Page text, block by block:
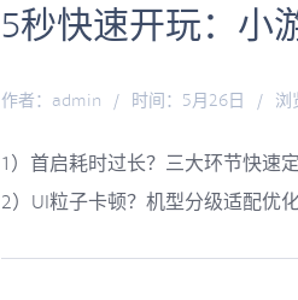
5秒快速开玩：小
作者：admin / 时间：5月26日 / 浏
1）首启耗时过长？三大环节快速
2）UI粒子卡顿？机型分级适配优